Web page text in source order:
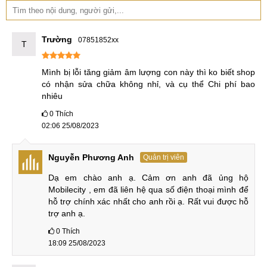
bị lạc hậu.
Redmi Note 11 Pro có RAM 6-8GB & Bộ nhớ trong 128-
Redmi Note 11 Pro tích hợp RAM 6-8GB và bộ nhớ trong
128-256GB cho người dùng lựa chọn một trong các phiên
trang bị thẻ nhớ ngoài nhưng với dung lượng tối thiểu
trọng như ảnh, video, tài liệu làm việc, học tập.
Redmi Note 11 Pro có RAM 6-8GB & ROM 128-256GB
Về khả năng đa nhiệm, hệ điều hành HyperOS cùng với
RAM tối thiểu 6GB cho phép bạn có thể mở và sử dụng
nhiều ứng dụng cùng lúc mà không gặp tình trạng giật lag.
T Trường 07851852xx
Mình bị lỗi tăng giảm âm lượng con này thì ko biết shop
có nhận sửa chữa không nhỉ, và cụ thể Chi phí bao
nhiêu
0 Thích
02:06 25/08/2023
Nguyễn Phương Anh Quản trị viên
Dạ em chào anh ạ. Cảm ơn anh đã ủng hộ
Mobilecity , em đã liên hệ qua số điện thoại mình để
hỗ trợ chính xác nhất cho anh rồi ạ. Rất vui được hỗ
trợ anh ạ.
0 Thích
18:09 25/08/2023